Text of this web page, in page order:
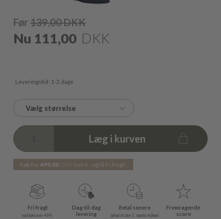
Før139,00DKK
Nu 111,00 DKK
Leveringstid: 1-2 dage
Vælg størrelse
Læg i kurven
Køb for499,00 DKK mere - og få fri fragt!
Fri fragt
ved køb over 499,-
Dag-til-dag
levering
Betal senere
betal til den 1. næste måned
Fremragende
score